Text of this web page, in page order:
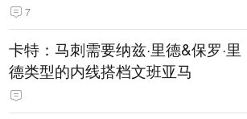
7
卡特：马刺需要纳兹·里德&保罗·里
德类型的内线搭档文班亚马